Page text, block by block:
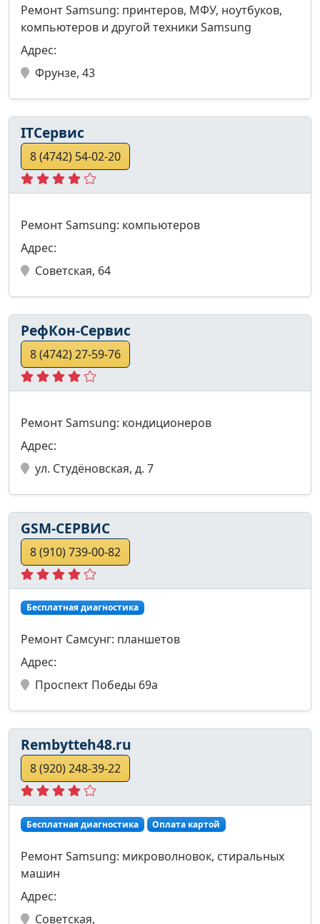
Ремонт Samsung: принтеров, МФУ, ноутбуков,
компьютеров и другой техники Samsung
Адрес:
Фрунзе, 43
ITСервис
8 (4742) 54-02-20
Ремонт Samsung: компьютеров
Адрес:
Советская, 64
РефКон-Сервис
8 (4742) 27-59-76
Ремонт Samsung: кондиционеров
Адрес:
ул. Студёновская, д. 7
GSM-СЕРВИС
8 (910) 739-00-82
Бесплатная диагностика
Ремонт Самсунг: планшетов
Адрес:
Проспект Победы 69а
Rembytteh48.ru
8 (920) 248-39-22
Бесплатная диагностика Оплата картой
Ремонт Samsung: микроволновок, стиральных
машин
Адрес:
Советская,